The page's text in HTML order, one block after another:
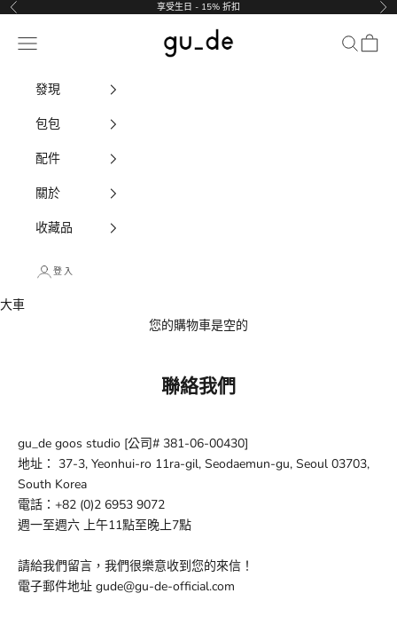
跳至內容
以前的 享受生日 - 15% 折扣 下
gu_de
導航選單 搜尋大車
發現
包包
配件
關於
收藏品
登入
大車
您的購物車是空的
聯絡我們
gu_de goos studio [公司# 381-06-00430]
地址： 37-3, Yeonhui-ro 11ra-gil, Seodaemun-gu, Seoul 03703,
South Korea
電話：+82 (0)2 6953 9072
週一至週六 上午11點至晚上7點
請給我們留言，我們很樂意收到您的來信！
電子郵件地址 gude@gu-de-official.com